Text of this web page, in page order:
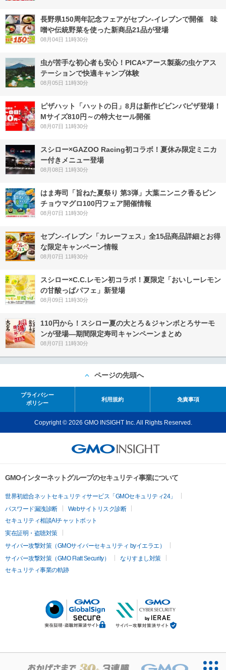
長野県150周年記念フェアがセブン-イレブンで開催 味
噌や伝統野菜を使った新商品21品が登場
08月04日 11時30分
虫が苦手な初心者も安心！PICA×アース製薬の虫ケアス
テーションで快適キャンプ体験
08月05日 11時30分
ピザハット「ハットの日」8月は新作ビビンバピザ登場！
Mサイズ810円～の特大セール開催
08月07日 11時30分
スシロー×GAZOO Racing初コラボ！夏休み限定ミニカ
ー付きメニュー登場
08月08日 11時30分
はま寿司「旨ねた夏祭り 第3弾」大葉ニンニク香るビン
チョウマグロ100円フェア開催情報
08月07日 11時30分
セブン‐イレブン「カレーフェス」全15品商品詳細とお得
な限定キャンペーン情報
08月07日 11時30分
スシロー×C.C.レモン初コラボ！夏限定「おいしーレモン
の甘酸っぱパフェ」新登場
08月09日 11時30分
110円から！スシロー夏の大とろ＆ジャンボとろサーモ
ンが登場―期間限定寿司キャンペーンまとめ
08月07日 11時30分
ページの先頭へ
プライバシー
ポリシー
利用規約 免責事項
Copyright © 2026 GMO INSIGHT Inc. All Rights Reserved.
GMOインターネットグループのセキュリティ事業について
世界初総合ネットセキュリティサービス「GMOセキュリティ24」
パスワード漏洩診断
Webサイトリスク診断
セキュリティ相談AIチャットボット
実在証明・盗聴対策
サイバー攻撃対策（GMOサイバーセキュリティ byイエラエ）
サイバー攻撃対策（GMO Flatt Security）
なりすまし対策
セキュリティ事業の軌跡